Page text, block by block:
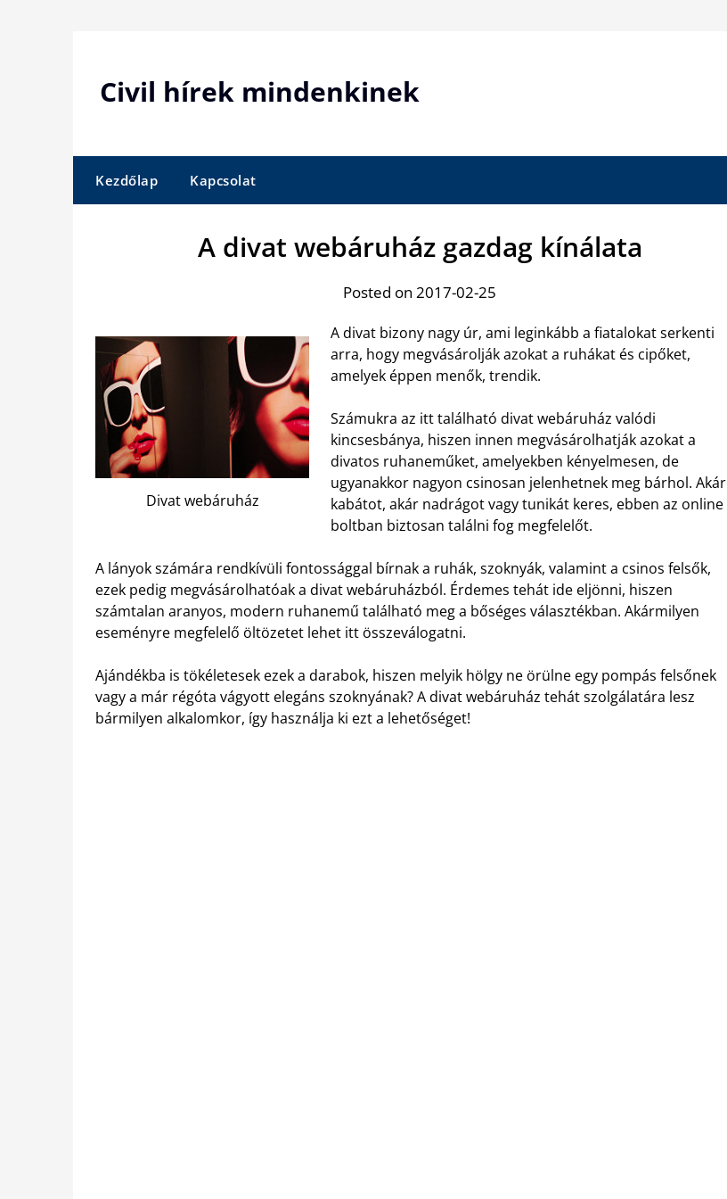
Civil hírek mindenkinek
Kezdőlap Kapcsolat
A divat webáruház gazdag kínálata
Posted on 2017-02-25
Divat webáruház
A divat bizony nagy úr, ami leginkább a fiatalokat serkenti
arra, hogy megvásárolják azokat a ruhákat és cipőket,
amelyek éppen menők, trendik.
Számukra az itt található divat webáruház valódi
kincsesbánya, hiszen innen megvásárolhatják azokat a
divatos ruhaneműket, amelyekben kényelmesen, de
ugyanakkor nagyon csinosan jelenhetnek meg bárhol. Akár
kabátot, akár nadrágot vagy tunikát keres, ebben az online
boltban biztosan találni fog megfelelőt.
A lányok számára rendkívüli fontossággal bírnak a ruhák, szoknyák, valamint a csinos felsők,
ezek pedig megvásárolhatóak a divat webáruházból. Érdemes tehát ide eljönni, hiszen
számtalan aranyos, modern ruhanemű található meg a bőséges választékban. Akármilyen
eseményre megfelelő öltözetet lehet itt összeválogatni.
Ajándékba is tökéletesek ezek a darabok, hiszen melyik hölgy ne örülne egy pompás felsőnek
vagy a már régóta vágyott elegáns szoknyának? A divat webáruház tehát szolgálatára lesz
bármilyen alkalomkor, így használja ki ezt a lehetőséget!